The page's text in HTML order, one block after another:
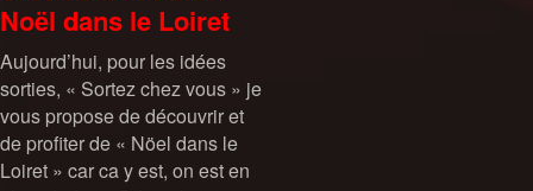
Noël dans le Loiret
Aujourd’hui, pour les idées
sorties, « Sortez chez vous » je
vous propose de découvrir et
de profiter de « Nöel dans le
Loiret » car ca y est, on est en